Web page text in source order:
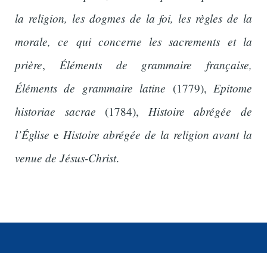
la religion, les dogmes de la foi, les règles de la
morale, ce qui concerne les sacrements et la
prière, Éléments de grammaire française,
Éléments de grammaire latine (1779), Epitome
historiae sacrae (1784), Histoire abrégée de
l’Église e Histoire abrégée de la religion avant la
venue de Jésus-Christ.